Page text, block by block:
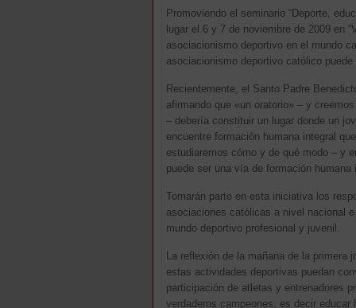
Promoviendo el seminario “Deporte,
lugar el 6 y 7 de noviembre de 2009 en
asociacionismo deportivo en el mundo
asociacionismo deportivo católico
Recientemente, el Santo Padre
afirmando que «un oratorio» – y
– debería constituir un lugar donde un
encuentre formación humana integral
estudiaremos cómo y de qué modo – y
puede ser una vía de formación
Tomarán parte en esta iniciativa los
asociaciones católicas a nivel nacional
mundo deportivo profesional y juvenil.
La reflexión de la mañana de la primera
estas actividades deportivas puedan
participación de atletas y entrenadores
verdaderos campeones, es decir